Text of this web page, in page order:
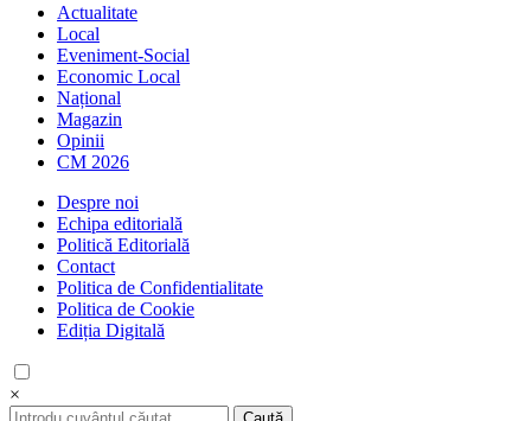
Actualitate
Local
Eveniment-Social
Economic Local
Național
Magazin
Opinii
CM 2026
Despre noi
Echipa editorială
Politică Editorială
Contact
Politica de Confidentialitate
Politica de Cookie
Ediția Digitală
×
Caută